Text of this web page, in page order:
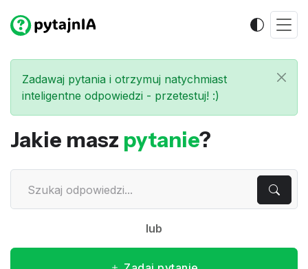
Zadawaj pytania i otrzymuj natychmiast
inteligentne odpowiedzi - przetestuj! :)
Jakie masz pytanie?
lub